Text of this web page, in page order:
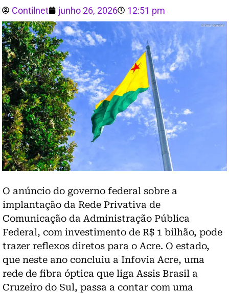
Contilnet junho 26, 2026 12:51 pm
O anúncio do governo federal sobre a
implantação da Rede Privativa de
Comunicação da Administração Pública
Federal, com investimento de R$ 1 bilhão, pode
trazer reflexos diretos para o Acre. O estado,
que neste ano concluiu a Infovia Acre, uma
rede de fibra óptica que liga Assis Brasil a
Cruzeiro do Sul, passa a contar com uma